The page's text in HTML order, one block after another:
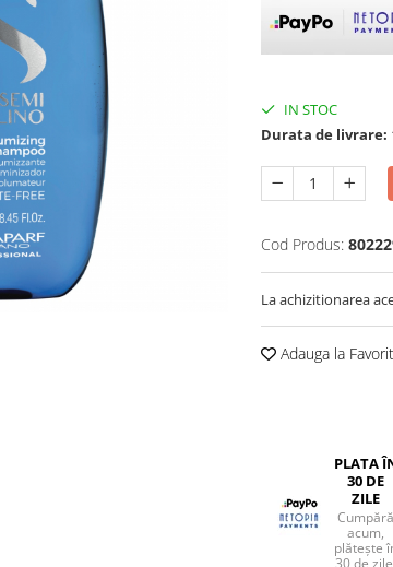
IN STOC
Durata de livrare:
Cod Produs:
La achizitionarea
Adauga la
PLATA
30 DE
ZILE
Cumpără
acum,
plătește